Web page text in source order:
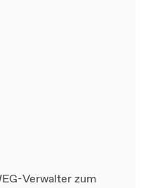
Verwalter zum